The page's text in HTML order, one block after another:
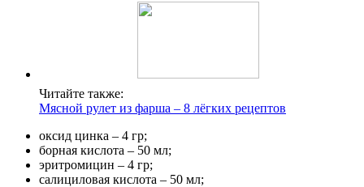
Читайте также:
Мясной рулет из фарша – 8 лёгких рецептов
оксид цинка ‒ 4 гр;
борная кислота ‒ 50 мл;
эритромицин ‒ 4 гр;
салициловая кислота ‒ 50 мл;